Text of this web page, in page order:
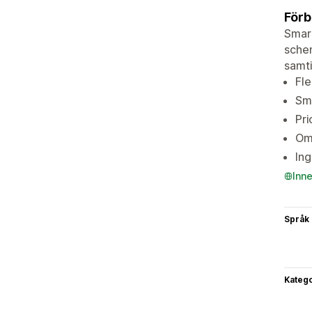
Språk